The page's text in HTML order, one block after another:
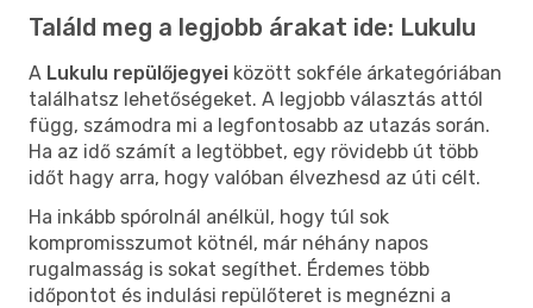
Találd meg a legjobb árakat ide: Lukulu
A Lukulu repülőjegyei között sokféle árkategóriában
találhatsz lehetőségeket. A legjobb választás attól
függ, számodra mi a legfontosabb az utazás során.
Ha az idő számít a legtöbbet, egy rövidebb út több
időt hagy arra, hogy valóban élvezhesd az úti célt.
Ha inkább spórolnál anélkül, hogy túl sok
kompromisszumot kötnél, már néhány napos
rugalmasság is sokat segíthet. Érdemes több
időpontot és indulási repülőteret is megnézni a